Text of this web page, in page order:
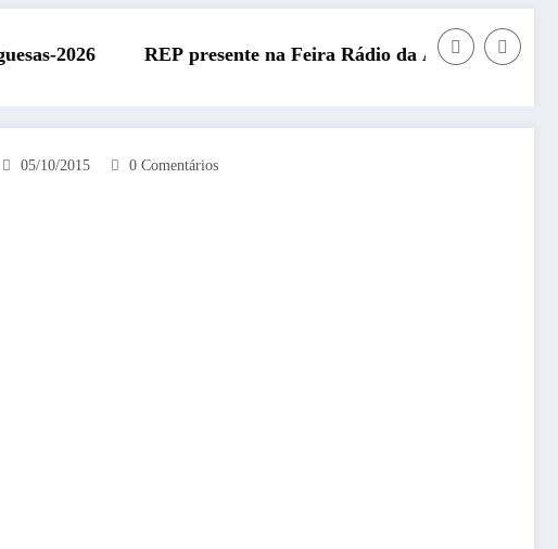
presente na Feira Rádio da ARAL – 11 de julho de 2026
REP
05/10/2015 0 Comentários